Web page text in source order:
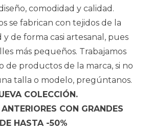
comodidad y calidad.
se fabrican con tejidos de la
y de forma casi artesanal, pues
más pequeños. Trabajamos
de productos de la marca, si no
talla o modelo, pregúntanos.
COLECCIÓN.
CON GRANDES
HASTA -50%